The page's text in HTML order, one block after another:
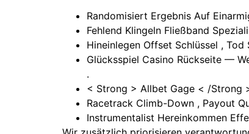
Randomisiert Ergebnis Auf
Fehlend Klingeln Fließband
Hineinlegen Offset Schlüssel ,
Glücksspiel Casino Rückseite —
.
< Strong > Allbet Gage < /Strong
Racetrack Climb-Down , Payout
Instrumentalist Hereinkommen